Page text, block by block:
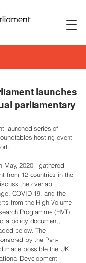
launches
parliamentary
launched series of
hosting event
May, 2020,  gathered
from 12 countries in the
the overlap
COVID-19, and the
from the High Volume
Programme (HVT)
a policy document,
below. The
by the Pan-
made possible the UK
Development